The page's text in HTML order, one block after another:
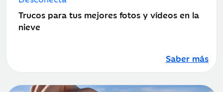
publicación:
Trucos para tus mejores fotos y vídeos en la
nieve
Saber más